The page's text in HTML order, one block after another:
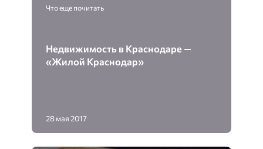
Что еще почитать
Недвижимость в Краснодаре —
«Жилой Краснодар»
28 мая 2017